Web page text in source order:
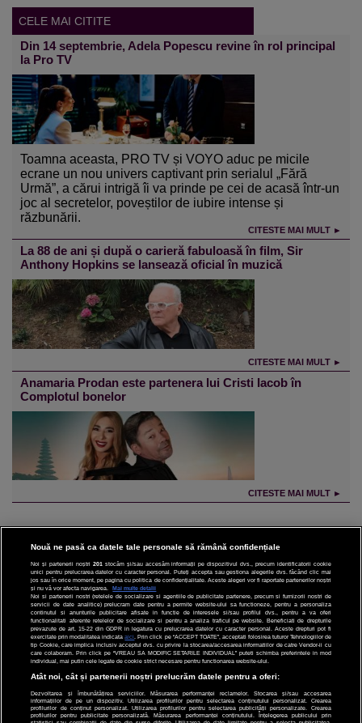
CELE MAI CITITE
Din 14 septembrie, Adela Popescu revine în rol principal
la Pro TV
Toamna aceasta, PRO TV și VOYO aduc pe micile
ecrane un nou univers captivant prin serialul „Fără
Urmă”, a cărui intrigă îi va prinde pe cei de acasă într-un
joc al secretelor, poveștilor de iubire intense și
răzbunării.
CITESTE MAI MULT ►
La 88 de ani și după o carieră fabuloasă în film, Sir
Anthony Hopkins se lansează oficial în muzică
CITESTE MAI MULT ►
Anamaria Prodan este partenera lui Cristi Iacob în
Complotul bonelor
CITESTE MAI MULT ►
CINEMA
DIVERTISMENT
STIRI
TEHNOLOGIE
SPORT
JOBURI PRO
Nouă ne pasă ca datele tale personale să rămână confidențiale
Noi și partenerii noștri 201 stocăm și/sau accesăm informații pe dispozitivul dvs., precum identificatorii cookie
unici pentru prelucrarea datelor cu caracter personal. Puteți accepta sau gestiona alegerile dvs. făcând clic mai
jos sau în orice moment, pe pagina cu politica de confidențialitate. Aceste alegeri vor fi raportate partenerilor noștri
și nu vă vor afecta navigarea.
Mai multe detalii
Noi si partenerii nostri (retelele de socializare si agentiile de publicitate partenere, precum si furnizorii nostri de
servicii de date analitice) prelucram date pentru a permite website-ului sa functioneze, pentru a personaliza
continutul si anunturile publicitare afisate in functie de interesele si/sau profilul dvs., pentru a va oferi
functionalitati aferente retelelor de socializare si pentru a analiza traficul pe website. Beneficiati de drepturile
prevazute de art. 15-22 din GDPR in legatura cu prelucrarea datelor cu caracter personal. Aceste drepturi pot fi
exercitate prin modalitatea indicataaici . Prin click pe “ACCEPT TOATE”, acceptati folosirea tuturor Tehnologiilor de
tip Cookie, care implica inclusiv acceptul dvs. cu privire la stocarea/accesarea informatiilor de catre Vendor-ii cu
care colaboram. Prin click pe “VREAU SA MODIFIC SETARILE INDIVIDUAL” puteti schimba preferintele in mod
individual, mai putin cele legate de cookie strict necesare pentru functionarea website-ului.
Atât noi, cât și partenerii noștri prelucrăm datele pentru a oferi:
Dezvoltarea și îmbunătățirea serviciilor. Măsurarea performanței reclamelor. Stocarea și/sau accesarea
informațiilor de pe un dispozitiv. Utilizarea profilurilor pentru selectarea conținutului personalizat. Crearea
profilurilor de conținut personalizat. Utilizarea profilurilor pentru selectarea publicității personalizate. Crearea
profilurilor pentru publicitate personalizată. Măsurarea performanței conținutului. Înțelegerea publicului prin